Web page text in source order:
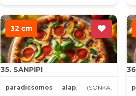
32 cm
35. SANPIPI
paradicsomos alap, (SONKA,